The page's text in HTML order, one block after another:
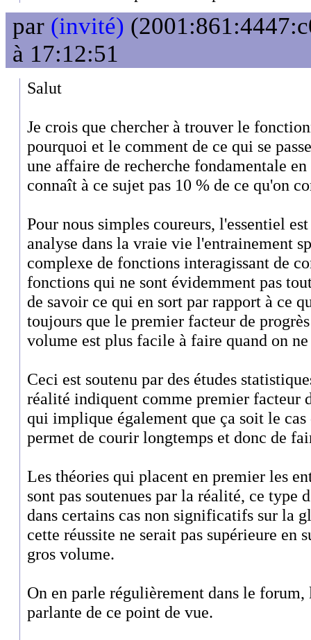
par (invité)
à 17:12:51
Salut
Je crois que chercher à trouver le
pourquoi et le comment de ce qui se
une affaire de recherche fondamentale
connaît à ce sujet pas 10 % de ce qu'on
Pour nous simples coureurs, l'essentiel
analyse dans la vraie vie l'entrainement
complexe de fonctions interagissant de
fonctions qui ne sont évidemment pas
de savoir ce qui en sort par rapport à ce
toujours que le premier facteur de
volume est plus facile à faire quand on ne
Ceci est soutenu par des études
réalité indiquent comme premier facteur
qui implique également que ça soit le
permet de courir longtemps et donc de
Les théories qui placent en premier les
sont pas soutenues par la réalité, ce type
dans certains cas non significatifs sur la
cette réussite ne serait pas supérieure en
gros volume.
On en parle régulièrement dans le forum,
parlante de ce point de vue.